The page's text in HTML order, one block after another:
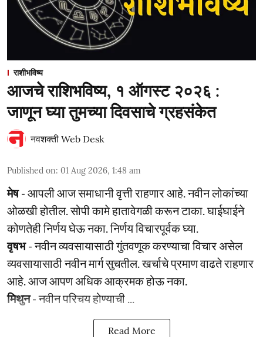
राशीभविष्य
आजचे राशिभविष्य, १ ऑगस्ट २०२६ :
जाणून घ्या तुमच्या दिवसाचे ग्रहसंकेत
नवशक्ती Web Desk
Published on: 01 Aug 2026, 1:48 am
मेष- आपली आज समाधानी वृत्ती राहणार आहे. नवीन लोकांच्या
ओळखी होतील. सोपी कामे हातावेगळी करून टाका. घाईघाईने
कोणतेही निर्णय घेऊ नका. निर्णय विचारपूर्वक घ्या.
वृषभ- नवीन व्यवसायासाठी गुंतवणूक करण्याचा विचार असेल
व्यवसायासाठी नवीन मार्ग सुचतील. खर्चाचे प्रमाण वाढते राहणार
आहे. आज आपण अधिक आक्रमक होऊ नका.
मिथुन- नवीन परिचय होण्याची ...
Read More